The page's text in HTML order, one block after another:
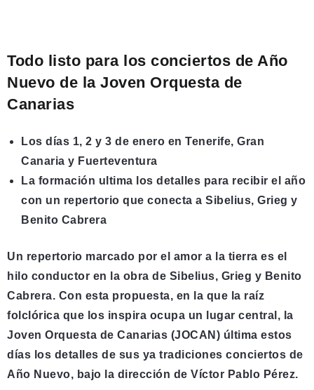
Todo listo para los conciertos de Año
Nuevo de la Joven Orquesta de
Canarias
Los días 1, 2 y 3 de enero en Tenerife, Gran
Canaria y Fuerteventura
La formación ultima los detalles para recibir el año
con un repertorio que conecta a Sibelius, Grieg y
Benito Cabrera
Un repertorio marcado por el amor a la tierra es el
hilo conductor en la obra de Sibelius, Grieg y Benito
Cabrera. Con esta propuesta, en la que la raíz
folclórica que los inspira ocupa un lugar central, la
Joven Orquesta de Canarias (JOCAN) última estos
días los detalles de sus ya tradiciones conciertos de
Año Nuevo, bajo la dirección de Víctor Pablo Pérez.